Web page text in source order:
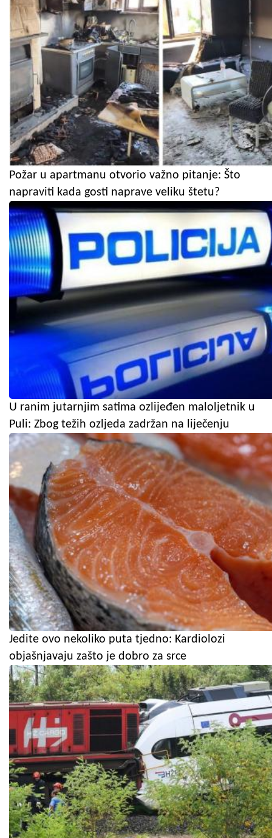
Požar u apartmanu otvorio važno pitanje: Što
napraviti kada gosti naprave veliku štetu?
U ranim jutarnjim satima ozlijeđen maloljetnik u
Puli: Zbog težih ozljeda zadržan na liječenju
Jedite ovo nekoliko puta tjedno: Kardiolozi
objašnjavaju zašto je dobro za srce